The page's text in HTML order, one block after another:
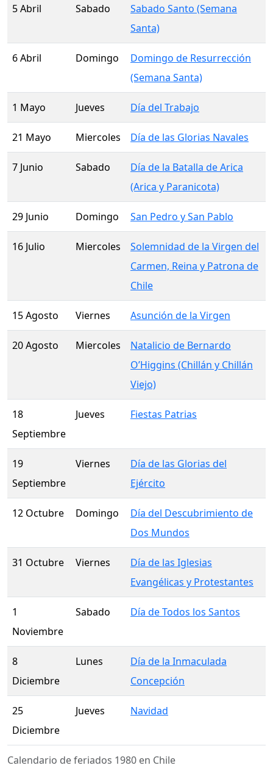
Calendario de feriados 1980 en Chile
5 Abril Sabado
Sabado Santo (Semana
Santa)
6 Abril Domingo
Domingo de Resurrección
(Semana Santa)
1 Mayo Jueves Día del Trabajo
21 Mayo Miercoles Día de las Glorias Navales
7 Junio Sabado
Día de la Batalla de Arica
(Arica y Paranicota)
29 Junio Domingo San Pedro y San Pablo
16 Julio Miercoles
Solemnidad de la Virgen del
Carmen, Reina y Patrona de
Chile
15 Agosto Viernes Asunción de la Virgen
20 Agosto Miercoles
Natalicio de Bernardo
O’Higgins (Chillán y Chillán
Viejo)
18
Septiembre
Jueves Fiestas Patrias
19
Septiembre
Viernes
Día de las Glorias del
Ejército
12 Octubre Domingo
Día del Descubrimiento de
Dos Mundos
31 Octubre Viernes
Día de las Iglesias
Evangélicas y Protestantes
1
Noviembre
Sabado Día de Todos los Santos
8
Diciembre
Lunes
Día de la Inmaculada
Concepción
25
Diciembre
Jueves Navidad